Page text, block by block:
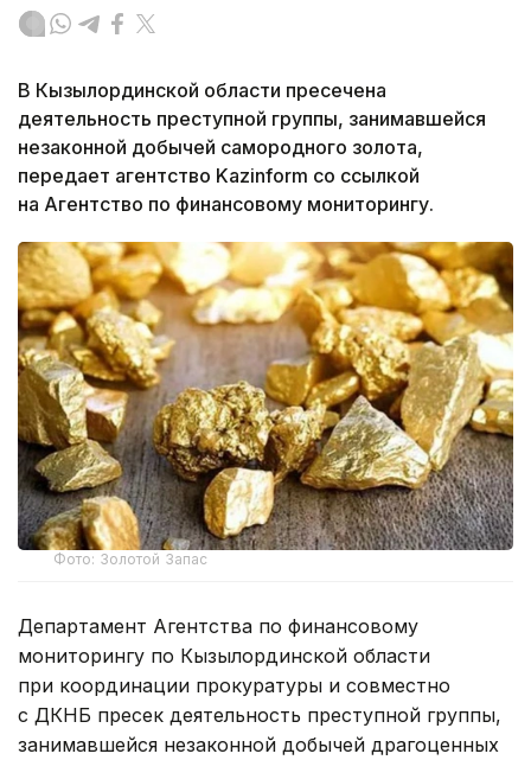
В Кызылординской области пресечена
деятельность преступной группы, занимавшейся
незаконной добычей самородного золота,
передает агентство Kazinform со ссылкой
на Агентство по финансовому мониторингу.
Фото: Золотой Запас
Департамент Агентства по финансовому
мониторингу по Кызылординской области
при координации прокуратуры и совместно
с ДКНБ пресек деятельность преступной группы,
занимавшейся незаконной добычей драгоценных